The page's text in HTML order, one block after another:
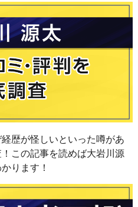
歴が怪しいといった噂があ
この記事を読めば大岩川源
ります！